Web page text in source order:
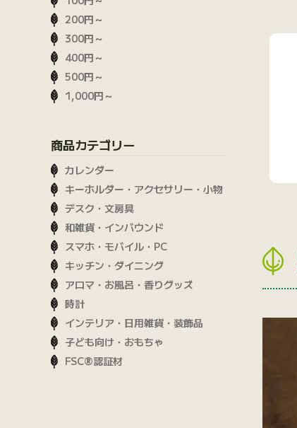
200円～
300円～
400円～
500円～
1,000円～
商品カテゴリー
カレンダー
キーホルダー・アクセサリー・小物
デスク・文房具
和雑貨・インバウンド
スマホ・モバイル・PC
キッチン・ダイニング
アロマ・お風呂・香りグッズ
時計
インテリア・日用雑貨・装飾品
子ども向け・おもちゃ
FSC®認証材